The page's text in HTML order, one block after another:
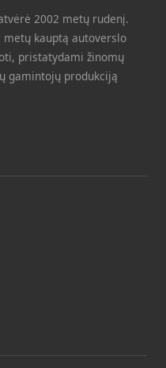
2002 metų rudenį.
metų kauptą autoverslo
pristatydami žinomų
gamintojų produkciją